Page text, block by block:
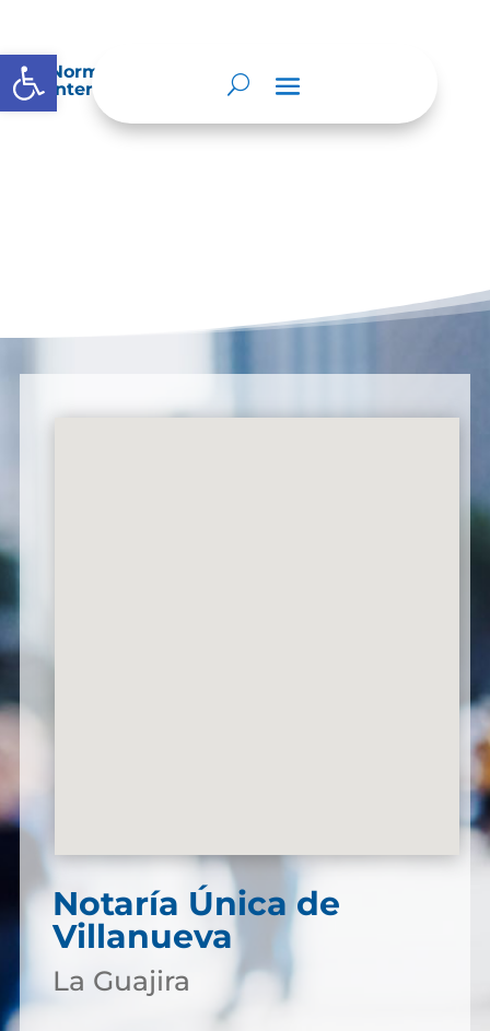
Abrir barra de herramientas
Normatividad especial que les aplique de
interés.
Notaría Única de
Villanueva
La Guajira